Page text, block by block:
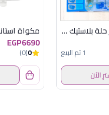
موب تورنيدو 8 لتر حلة بلاستيك كلينر
1 تم البيع
الآن
EGP6690
0
(0)